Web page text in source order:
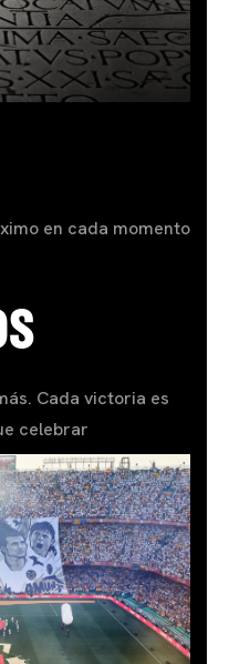
en cada momento
Cada victoria es
celebrar